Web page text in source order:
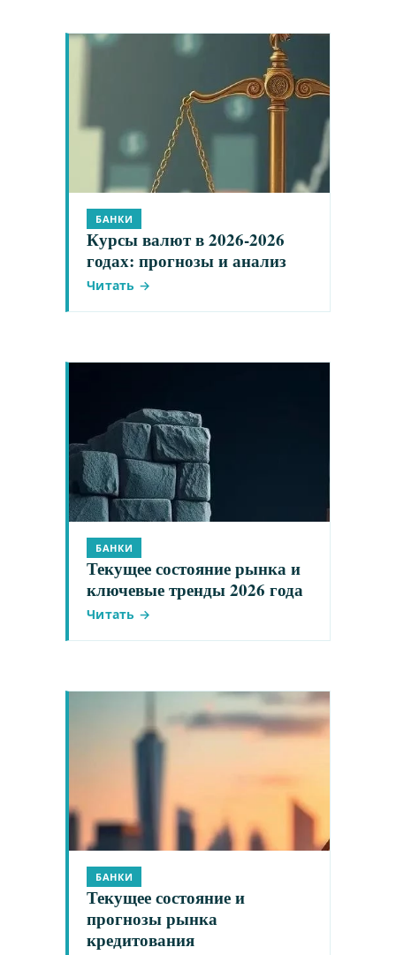
БАНКИ
Курсы валют в 2026-2026
годах: прогнозы и анализ
Читать →
БАНКИ
Текущее состояние рынка и
ключевые тренды 2026 года
Читать →
БАНКИ
Текущее состояние и
прогнозы рынка
кредитования